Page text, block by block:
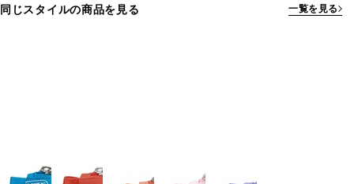
同じスタイルの商品を見る 一覧を見る